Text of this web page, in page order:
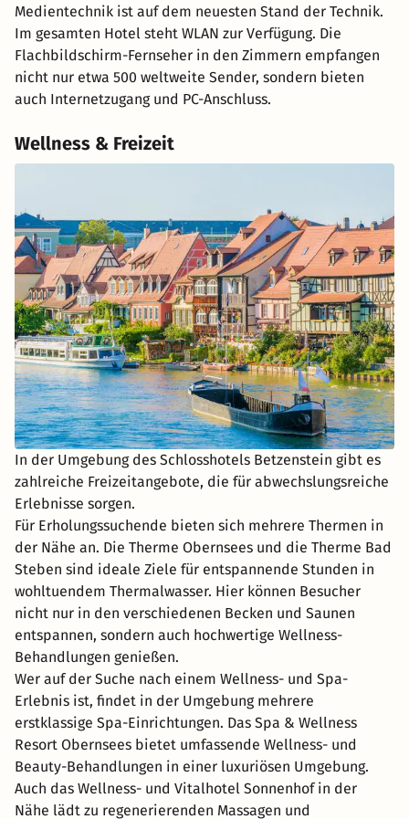
Medientechnik ist auf dem neuesten Stand der Technik.
Im gesamten Hotel steht WLAN zur Verfügung. Die
Flachbildschirm-Fernseher in den Zimmern empfangen
nicht nur etwa 500 weltweite Sender, sondern bieten
auch Internetzugang und PC-Anschluss.
Wellness & Freizeit
In der Umgebung des Schlosshotels Betzenstein gibt es
zahlreiche Freizeitangebote, die für abwechslungsreiche
Erlebnisse sorgen.
Für Erholungssuchende bieten sich mehrere Thermen in
der Nähe an. Die Therme Obernsees und die Therme Bad
Steben sind ideale Ziele für entspannende Stunden in
wohltuendem Thermalwasser. Hier können Besucher
nicht nur in den verschiedenen Becken und Saunen
entspannen, sondern auch hochwertige Wellness-
Behandlungen genießen.
Wer auf der Suche nach einem Wellness- und Spa-
Erlebnis ist, findet in der Umgebung mehrere
erstklassige Spa-Einrichtungen. Das Spa & Wellness
Resort Obernsees bietet umfassende Wellness- und
Beauty-Behandlungen in einer luxuriösen Umgebung.
Auch das Wellness- und Vitalhotel Sonnenhof in der
Nähe lädt zu regenerierenden Massagen und